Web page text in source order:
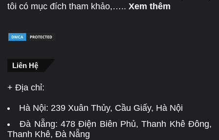
tôi có mục đích tham khảo,….. Xem thêm
Liên Hệ
+ Địa chỉ:
Hà Nội: 239 Xuân Thủy, Cầu Giấy, Hà Nội
Đà Nẵng:478 Điện Biên Phủ, Thanh Khê Đông,
Thanh Khê, Đà Nẵng